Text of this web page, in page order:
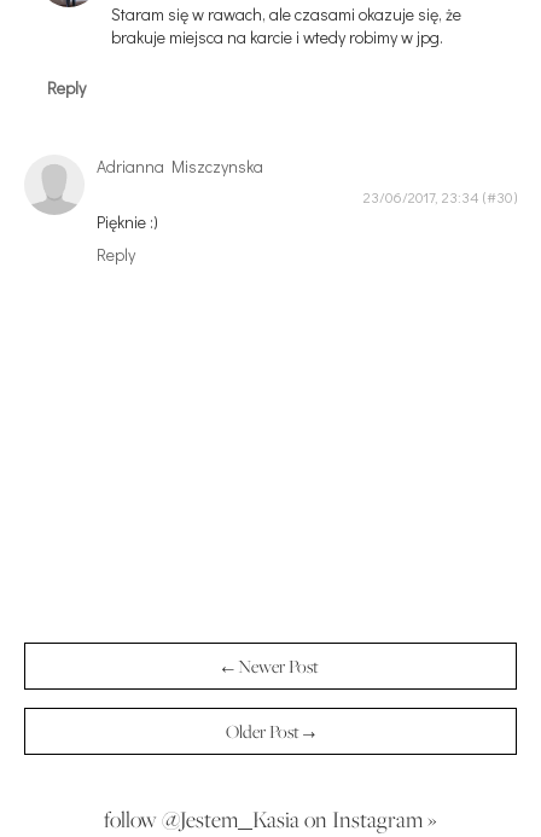
Staram się w rawach, ale czasami okazuje się, że
brakuje miejsca na karcie i wtedy robimy w jpg.
Reply
Adrianna Miszczynska
23/06/2017, 23:34
Pięknie :)
Reply
← Newer Post
Older Post →
follow @Jestem_Kasia on Instagram »